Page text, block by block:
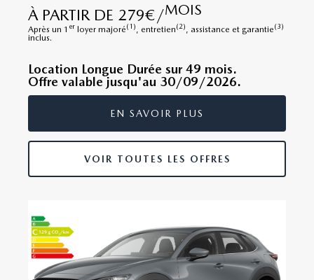
À PARTIR DE 279€/MOIS
Après un 1 er loyer majoré(1), entretien(2), assistance et garantie(3)
inclus.
Location Longue Durée sur 49 mois.
Offre valable jusqu'au 30/09/2026.
EN SAVOIR PLUS
VOIR TOUTES LES OFFRES